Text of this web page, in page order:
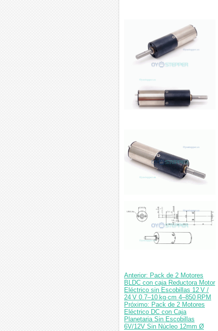
Anterior: Pack de 2 Motores
BLDC con caja Reductora Motor
Eléctrico sin Escobillas 12 V /
24 V 0.7–10 kg·cm 4–850 RPM
Próximo: Pack de 2 Motores
Eléctrico DC con Caja
Planetaria Sin Escobillas
6V/12V Sin Núcleo 12mm Ø